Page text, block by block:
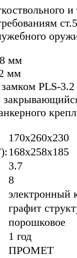
мм
мм
замком PLS-
170x260x230
168x258x185
3.7
8
электронный
графит
порошковое
1 год
ПРОМЕТ